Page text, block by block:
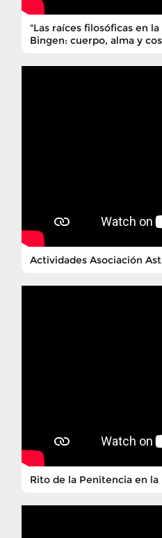
"Las raíces filosóficas en
Bingen: cuerpo, alma y
Actividades Asociación
Rito de la Penitencia en la